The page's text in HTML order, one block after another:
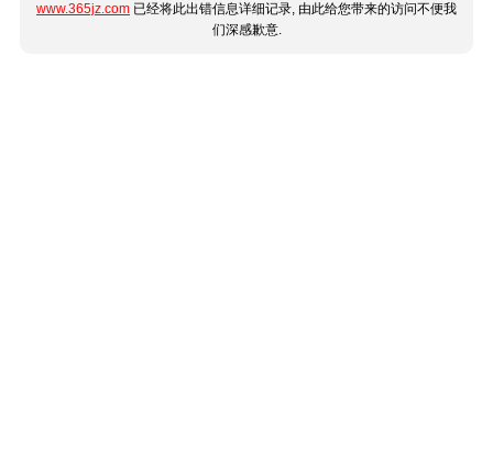
www.365jz.com 已经将此出错信息详细记录, 由此给您带来的访问不便我
们深感歉意.